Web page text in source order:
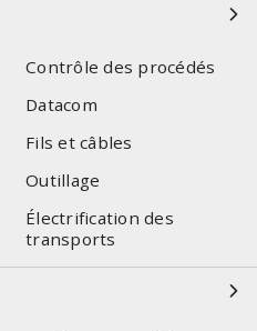
Contrôle des procédés
Datacom
Fils et câbles
Outillage
Électrification des
transports